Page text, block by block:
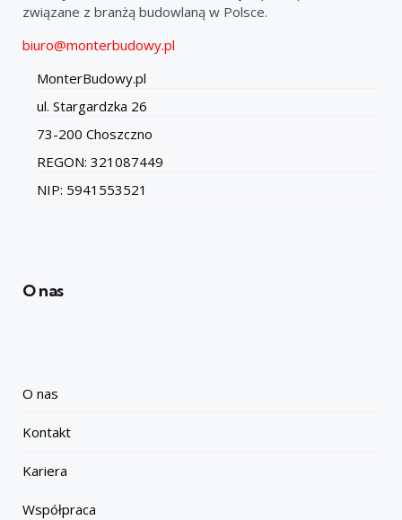
związane z branżą budowlaną w Polsce.
biuro@monterbudowy.pl
MonterBudowy.pl
ul. Stargardzka 26
73-200 Choszczno
REGON: 321087449
NIP: 5941553521
O nas
O nas
Kontakt
Kariera
Współpraca